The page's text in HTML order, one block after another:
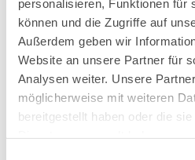
personalisieren, Funktionen für
können und die Zugriffe auf
Außerdem geben wir
Website an unsere Partner für
Analysen weiter. Unsere
möglicherweise mit weiteren
bereitgestellt haben oder die